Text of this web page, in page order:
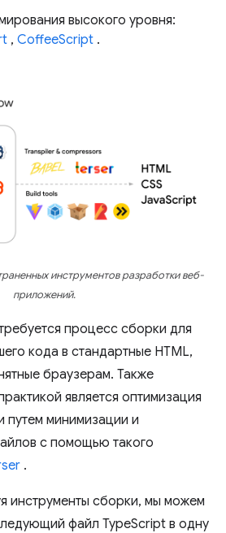
высокого уровня:
, CoffeeScript .
инструментов разработки веб-
приложений.
процесс сборки для
кода в стандартные HTML,
браузерам. Также
является оптимизация
путем минимизации и
с помощью такого
.
инструменты сборки, мы можем
файл TypeScript в одну